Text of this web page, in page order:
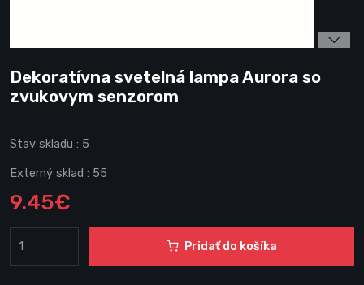
Dekoratívna svetelná lampa Aurora so
zvukovym senzorom
Stav skladu : 5
Externý sklad : 55
9.45€
Pridať do košíka